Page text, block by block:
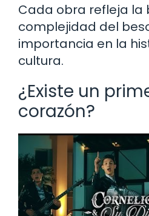
Cada obra refleja la
complejidad del
importancia en la
cultura.
¿Existe un
corazón?